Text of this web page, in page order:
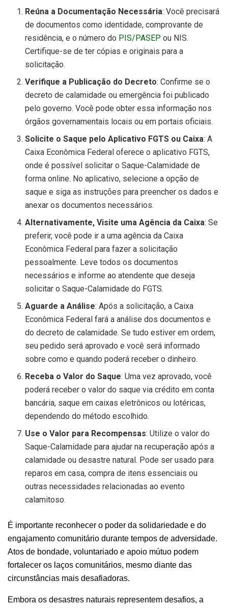
Reúna a Documentação Necessária: Você precisará
de documentos como identidade, comprovante de
residência, e o número do PIS/PASEP ou NIS.
Certifique-se de ter cópias e originais para a
solicitação.
Verifique a Publicação do Decreto: Confirme se o
decreto de calamidade ou emergência foi publicado
pelo governo. Você pode obter essa informação nos
órgãos governamentais locais ou em portais oficiais.
Solicite o Saque pelo Aplicativo FGTS ou Caixa: A
Caixa Econômica Federal oferece o aplicativo FGTS,
onde é possível solicitar o Saque-Calamidade de
forma online. No aplicativo, selecione a opção de
saque e siga as instruções para preencher os dados e
anexar os documentos necessários.
Alternativamente, Visite uma Agência da Caixa: Se
preferir, você pode ir a uma agência da Caixa
Econômica Federal para fazer a solicitação
pessoalmente. Leve todos os documentos
necessários e informe ao atendente que deseja
solicitar o Saque-Calamidade do FGTS.
Aguarde a Análise: Após a solicitação, a Caixa
Econômica Federal fará a análise dos documentos e
do decreto de calamidade. Se tudo estiver em ordem,
seu pedido será aprovado e você será informado
sobre como e quando poderá receber o dinheiro.
Receba o Valor do Saque: Uma vez aprovado, você
poderá receber o valor do saque via crédito em conta
bancária, saque em caixas eletrônicos ou lotéricas,
dependendo do método escolhido.
Use o Valor para Recompensas: Utilize o valor do
Saque-Calamidade para ajudar na recuperação após a
calamidade ou desastre natural. Pode ser usado para
reparos em casa, compra de itens essenciais ou
outras necessidades relacionadas ao evento
calamitoso.
É importante reconhecer o poder da solidariedade e do
engajamento comunitário durante tempos de adversidade.
Atos de bondade, voluntariado e apoio mútuo podem
fortalecer os laços comunitários, mesmo diante das
circunstâncias mais desafiadoras.
Embora os desastres naturais representem desafios, a